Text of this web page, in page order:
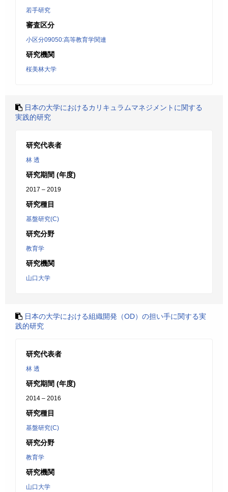
若手研究
審査区分
小区分09050:高等教育学関連
研究機関
桜美林大学
日本の大学におけるカリキュラムマネジメントに関する
実践的研究
研究代表者
林 透
研究期間 (年度)
2017 – 2019
研究種目
基盤研究(C)
研究分野
教育学
研究機関
山口大学
日本の大学における組織開発（OD）の担い手に関する実
践的研究
研究代表者
林 透
研究期間 (年度)
2014 – 2016
研究種目
基盤研究(C)
研究分野
教育学
研究機関
山口大学